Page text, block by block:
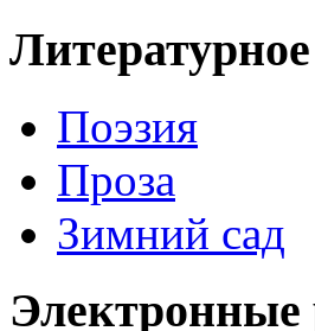
Поэзия
Проза
Зимний сад
Электронные